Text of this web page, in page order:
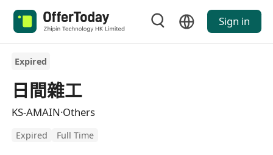
Sign in
Expired
日間雜工
KS-AMAIN·Others
Expired Full Time